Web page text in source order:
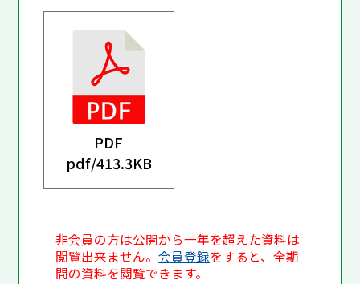
PDF
pdf/413.3KB
非会員の方は公開から一年を超えた資料は
閲覧出来ません。会員登録をすると、全期
間の資料を閲覧できます。